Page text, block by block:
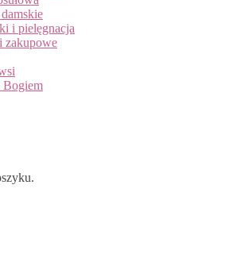
i pielęgnacja
zakupowe
Bogiem